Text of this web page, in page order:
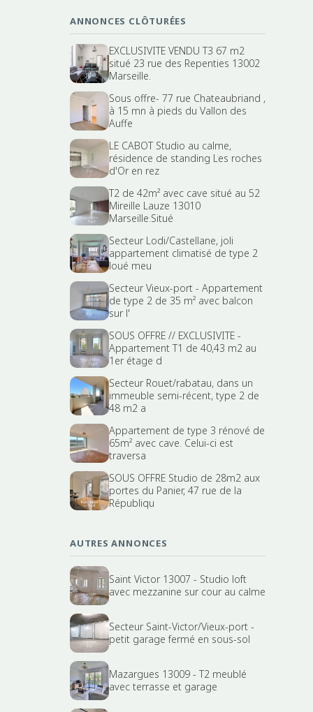
ANNONCES CLÔTURÉES
EXCLUSIVITE VENDU T3 67 m2
situé 23 rue des Repenties 13002
Marseille.
Sous offre- 77 rue Chateaubriand ,
à 15 mn à pieds du Vallon des
Auffe
LE CABOT Studio au calme,
résidence de standing Les roches
d'Or en rez
T2 de 42m² avec cave situé au 52
Mireille Lauze 13010
Marseille.Situé
Secteur Lodi/Castellane, joli
appartement climatisé de type 2
loué meu
Secteur Vieux-port - Appartement
de type 2 de 35 m² avec balcon
sur l'
SOUS OFFRE // EXCLUSIVITE -
Appartement T1 de 40,43 m2 au
1er étage d
Secteur Rouet/rabatau, dans un
immeuble semi-récent, type 2 de
48 m2 a
Appartement de type 3 rénové de
65m² avec cave. Celui-ci est
traversa
SOUS OFFRE Studio de 28m2 aux
portes du Panier, 47 rue de la
Républiqu
AUTRES ANNONCES
Saint Victor 13007 - Studio loft
avec mezzanine sur cour au calme
Secteur Saint-Victor/Vieux-port -
petit garage fermé en sous-sol
Mazargues 13009 - T2 meublé
avec terrasse et garage